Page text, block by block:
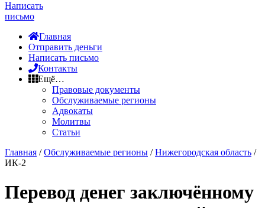
Написать
письмо
Главная
Отправить деньги
Написать письмо
Контакты
Ещё…
Правовые документы
Обслуживаемые регионы
Адвокаты
Молитвы
Статьи
Главная /Обслуживаемые регионы /Нижегородская область /
ИК-2
Перевод денег заключённому